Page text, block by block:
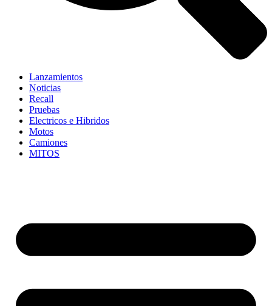
Lanzamientos
Noticias
Recall
Pruebas
Electricos e Hibridos
Motos
Camiones
MITOS